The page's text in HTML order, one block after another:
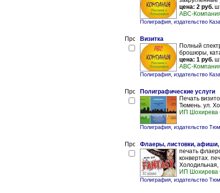
цена: 2 руб.
ABC-
Полиграфия, издательство
Визитка
Полный
брошюры,
цена: 1 руб.
ABC-
Полиграфия, издательство
Полиграфические услуги
Печать
Тюмень. ул.
ИП
Полиграфия, издательство
Флаеры, листовки,
печать
конвертах.
Холодильная,
ИП
Полиграфия, издательство